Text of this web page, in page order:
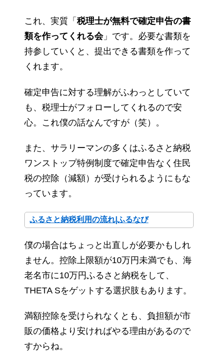
これ、実質「 税理士が無料で確定申告の書
類を作ってくれる会」です。必要な書類を
持参していくと、提出できる書類を作って
くれます。
確定申告に対する理解がふわっとしていて
も、税理士がフォローしてくれるので安
心。これ僕の話なんですが（笑）。
また、サラリーマンの多くはふるさと納税
ワンストップ特例制度で確定申告なく住民
税の控除（減額）が受けられるようにもな
っています。
ふるさと納税利用の流れ|ふるなび
僕の場合はちょっと出直しが必要かもしれ
ません。控除上限額が10万円未満でも、海
老名市に10万円ふるさと納税をして、
THETA Sをゲットする選択肢もあります。
満額控除を受けられなくとも、負担額が市
販の価格より安ければやる理由があるので
すからね。